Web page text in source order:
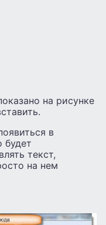
на рисунке
в
будет
текст,
на нем